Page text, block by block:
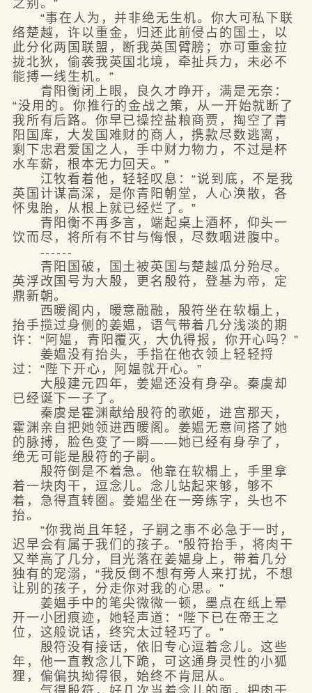
之别。”
“事在人为，并非绝无生机。你大可私下联
络楚越，许以重金，归还此前侵占的国土，以
此分化两国联盟，断我英国臂膀；亦可重金拉
拢北狄，偷袭我英国北境，牵扯兵力，未必不
能搏一线生机。”
青阳衡闭上眼，良久才睁开，满是无奈：
“没用的。你推行的金战之策，从一开始就断了
我所有后路。你早已操控盐粮商贾，掏空了青
阳国库，大发国难财的商人，携款尽数逃离，
剩下忠君爱国之人，手中财力物力，不过是杯
水车薪，根本无力回天。”
江牧看着他，轻轻叹息：“说到底，不是我
英国计谋高深，是你青阳朝堂，人心涣散，各
怀鬼胎，从根上就已经烂了。”
青阳衡不再多言，端起桌上酒杯，仰头一
饮而尽，将所有不甘与悔恨，尽数咽进腹中。
------
青阳国破，国土被英国与楚越瓜分殆尽。
英浮改国号为大殷，更名殷符，登基为帝，定
鼎新朝。
西暖阁内，暖意融融，殷符坐在软榻上，
抬手揽过身侧的姜媪，语气带着几分浅淡的期
许：“阿媪，青阳覆灭，大仇得报，你开心吗？”
姜媪没有抬头，手指在他衣领上轻轻捋
过：“陛下开心，阿媪就开心。”
大殷建元四年，姜媪还没有身孕。秦虞却
已经诞下一子了。
秦虞是霍渊献给殷符的歌姬，进宫那天，
霍渊亲自把她领进西暖阁。姜媪无意间搭了她
的脉搏，脸色变了一瞬——她已经有身孕了，
绝无可能是殷符的子嗣。
殷符倒是不着急。他靠在软榻上，手里拿
着一块肉干，逗念儿。念儿站起来够，够不
着，急得直转圈。姜媪坐在一旁练字，头也不
抬。
“你我尚且年轻，子嗣之事不必急于一时，
迟早会有属于我们的孩子。”殷符抬手，将肉干
又举高了几分，目光落在姜媪身上，带着几分
独有的宠溺，“我反倒不想有旁人来打扰，不想
让别的孩子，分走你对我的心思。”
姜媪手中的笔尖微微一顿，墨点在纸上晕
开一小团痕迹，她轻声道：“陛下已在帝王之
位，这般说话，终究太过轻巧了。”
殷符没有接话，依旧专心逗着念儿。这些
年，他一直教念儿下跪，可这通身灵性的小狐
狸，偏偏执拗得很，始终不肯屈从。